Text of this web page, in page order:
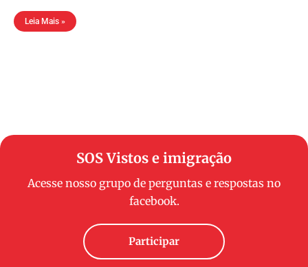
Leia Mais »
SOS Vistos e imigração
Acesse nosso grupo de perguntas e respostas no
facebook.
Participar